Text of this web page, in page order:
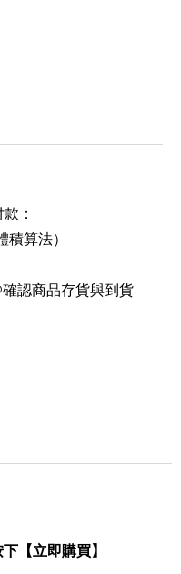
：
積算法）
認商品存貨與到貨
【立即購買】